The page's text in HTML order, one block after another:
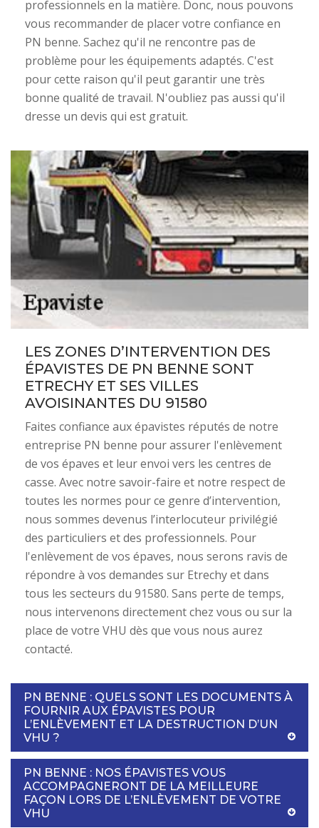
professionnels en la matière. Donc, nous pouvons
vous recommander de placer votre confiance en
PN benne. Sachez qu'il ne rencontre pas de
problème pour les équipements adaptés. C'est
pour cette raison qu'il peut garantir une très
bonne qualité de travail. N'oubliez pas aussi qu'il
dresse un devis qui est gratuit.
LES ZONES D’INTERVENTION DES
ÉPAVISTES DE PN BENNE SONT
ETRECHY ET SES VILLES
AVOISINANTES DU 91580
Faites confiance aux épavistes réputés de notre
entreprise PN benne pour assurer l'enlèvement
de vos épaves et leur envoi vers les centres de
casse. Avec notre savoir-faire et notre respect de
toutes les normes pour ce genre d’intervention,
nous sommes devenus l’interlocuteur privilégié
des particuliers et des professionnels. Pour
l'enlèvement de vos épaves, nous serons ravis de
répondre à vos demandes sur Etrechy et dans
tous les secteurs du 91580. Sans perte de temps,
nous intervenons directement chez vous ou sur la
place de votre VHU dès que vous nous aurez
contacté.
PN BENNE : QUELS SONT LES DOCUMENTS À
FOURNIR AUX ÉPAVISTES POUR
L’ENLÈVEMENT ET LA DESTRUCTION D’UN
VHU ?
PN BENNE : NOS ÉPAVISTES VOUS
ACCOMPAGNERONT DE LA MEILLEURE
FAÇON LORS DE L’ENLÈVEMENT DE VOTRE
VHU